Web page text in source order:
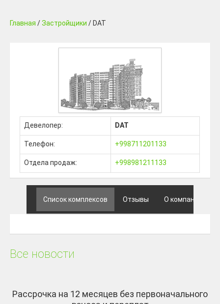
Главная /Застройщики / DAT
Девелопер: DAT
Телефон: +998711201133
Отдела продаж: +998981211133
Список комплексов Отзывы О компании
Все новости
Рассрочка на 12 месяцев без первоначального